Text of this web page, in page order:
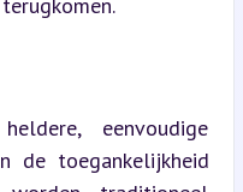
eenvoudige
de toegankelijkheid